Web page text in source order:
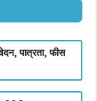
पात्रता, फीस